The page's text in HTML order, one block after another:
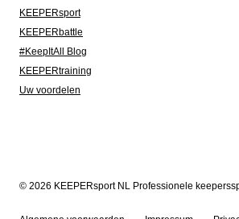
KEEPERsport
KEEPERbattle
#KeepItAll Blog
KEEPERtraining
Uw voordelen
© 2026 KEEPERsport NL Professionele